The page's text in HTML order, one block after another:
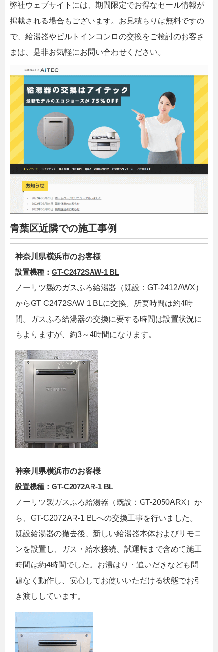
弊社ウェブサイトには、期間限定でお得なセール情報が
掲載される場合もございます。お見積もりは無料ですの
で、給湯器やビルトインコンロの交換をご検討のお客さ
まは、是非お気軽にお問い合わせください。
青葉区近隣での施工事例
神奈川県横浜市のお客様
設置機種： GT-C2472SAW-1 BL
ノーリツ製のガスふろ給湯器（既設：GT-2412AWX）
からGT-C2472SAW-1 BLに交換。所要時間は約4時
間。ガスふろ給湯器の交換に要する時間は設置状況に
もよりますが、約3～4時間になります。
神奈川県横浜市のお客様
設置機種： GT-C2072AR-1 BL
ノーリツ製ガスふろ給湯器（既設：GT-2050ARX）か
ら、GT-C2072AR-1 BLへの交換工事を行いました。
既設給湯器の撤去後、新しい給湯器本体およびリモコ
ンを設置し、ガス・給水接続、試運転まで含めて施工
時間は約4時間でした。お湯はり・追いだきなども問
題なく動作し、安心してお使いいただける状態でお引
き渡ししています。